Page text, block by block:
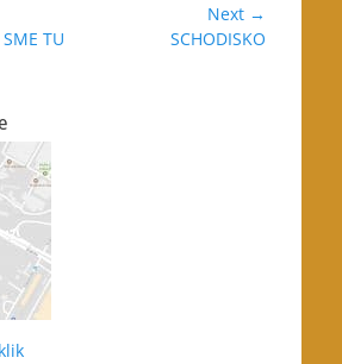
TU
Next →
SCHODISKO